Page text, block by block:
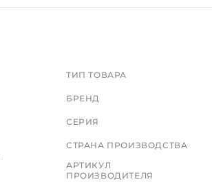
ТИП ТОВАРА
БРЕНД
СЕРИЯ
СТРАНА ПРОИЗВОДСТВА
АРТИКУЛ
ПРОИЗВОДИТЕЛЯ